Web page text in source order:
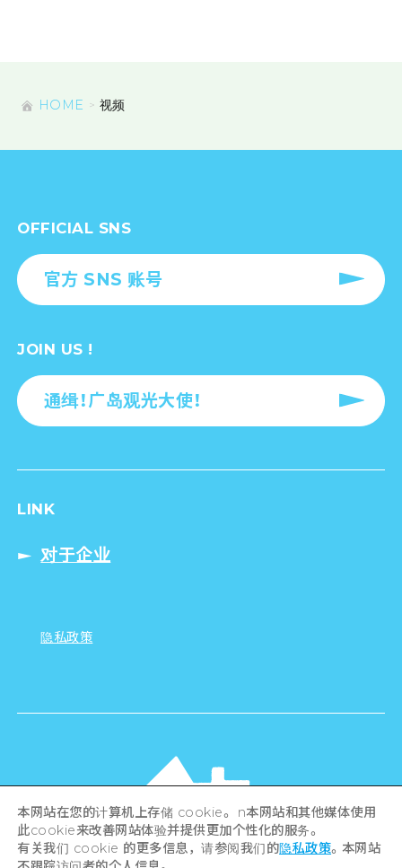
HOME 视频
OFFICIAL SNS
官方 SNS 账号
JOIN US !
通缉！广岛观光大使！
LINK
对于企业
隐私政策
本网站在您的计算机上存储 cookie。 n本网站和其他媒体使用
此cookie来改善网站体验并提供更加个性化的服务。
有关我们 cookie 的更多信息，请参阅我们的隐私政策。本网站